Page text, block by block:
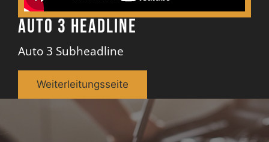
Auto 3 Headline
Auto 3 Subheadline
Weiterleitungsseite